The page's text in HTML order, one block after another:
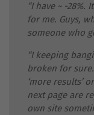
“I have ~ -28%.
for me. Guys,
someone who
“I keeping
broken for
‘more results’
next page are
own site